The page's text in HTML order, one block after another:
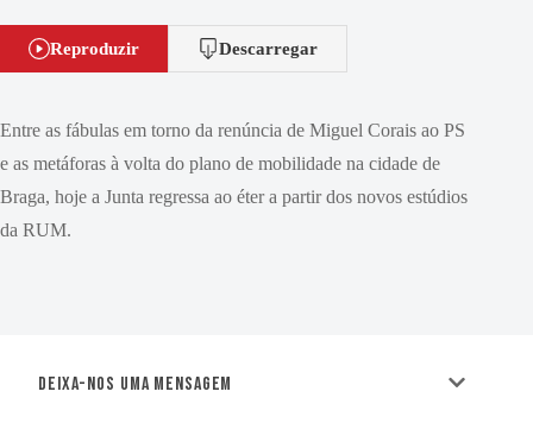
Reproduzir Descarregar
Entre as fábulas em torno da renúncia de Miguel Corais ao PS
e as metáforas à volta do plano de mobilidade na cidade de
Braga, hoje a Junta regressa ao éter a partir dos novos estúdios
da RUM.
Deixa-nos uma mensagem